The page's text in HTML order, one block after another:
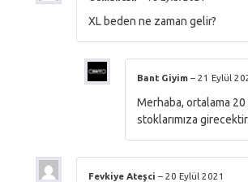
XL beden ne zaman gelir?
Bant Giyim – 21 Eylül
Merhaba, ortalama
stoklarımıza girecektir.
Fevkiye Ateşci – 20 Eylül 2021